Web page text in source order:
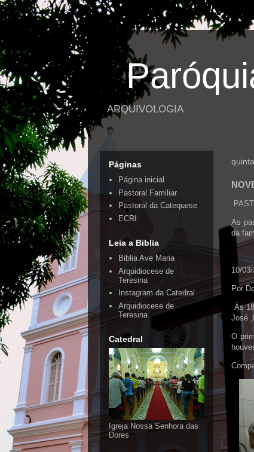
ARQUIVOLOGIA
As
da
10/
Por
Às
José
O
Páginas
Página inicial
Pastoral Familiar
Pastoral da Catequese
ECRI
Leia a Biblia
Biblia Ave Maria
Arquidiocese de
Teresina
Instagram da Catedral
Arquidiocese de
Teresina
Catedral
Igreja Nossa Senhora das
Dores